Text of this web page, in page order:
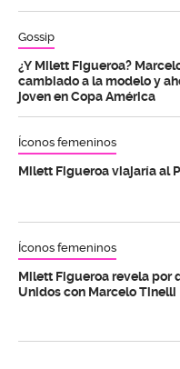
Gossip
¿Y Milett Figueroa?
cambiado a la modelo y
joven en Copa América
Íconos femeninos
Milett Figueroa viajaría al
Íconos femeninos
Milett Figueroa revela por
Unidos con Marcelo Tinelli